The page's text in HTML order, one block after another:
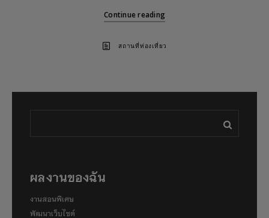
Continue reading
สถานที่ท่องเที่ยว
ผลงานของฉัน
งานสอนพิเศษ
พัฒนาเว็บไซต์